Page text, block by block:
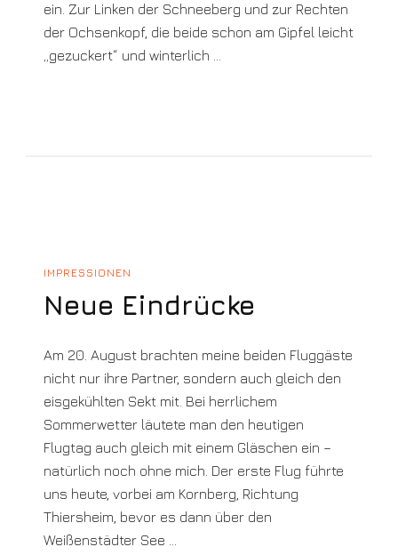
ein. Zur Linken der Schneeberg und zur Rechten
der Ochsenkopf, die beide schon am Gipfel leicht
„gezuckert“ und winterlich …
IMPRESSIONEN
Neue Eindrücke
Am 20. August brachten meine beiden Fluggäste
nicht nur ihre Partner, sondern auch gleich den
eisgekühlten Sekt mit. Bei herrlichem
Sommerwetter läutete man den heutigen
Flugtag auch gleich mit einem Gläschen ein –
natürlich noch ohne mich. Der erste Flug führte
uns heute, vorbei am Kornberg, Richtung
Thiersheim, bevor es dann über den
Weißenstädter See …